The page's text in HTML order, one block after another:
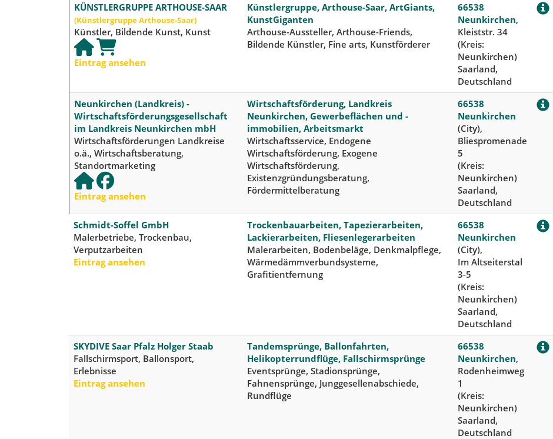
KÜNSTLERGRUPPE ARTHOUSE-SAAR
(Künstlergruppe Arthouse-Saar)
Künstler, Bildende Kunst, Kunst
Eintrag ansehen
Künstlergruppe, Arthouse-Saar, ArtGiants,
KunstGiganten
Arthouse-Aussteller, Arthouse-Friends,
Bildende Künstler, Fine arts, Kunstförderer
66538
Neunkirchen,
Kleiststr. 34
(Kreis:
Neunkirchen)
Saarland,
Deutschland
Neunkirchen (Landkreis) -
Wirtschaftsförderungsgesellschaft
im Landkreis Neunkirchen mbH
Wirtschaftsförderungen Landkreise
o.ä., Wirtschaftsberatung,
Standortmarketing
Eintrag ansehen
Wirtschaftsförderung, Landkreis
Neunkirchen, Gewerbeflächen und -
immobilien, Arbeitsmarkt
Wirtschaftsservice, Endogene
Wirtschaftsförderung, Exogene
Wirtschaftsförderung,
Existenzgründungsberatung,
Fördermittelberatung
66538
Neunkirchen
(City),
Bliespromenade
5
(Kreis:
Neunkirchen)
Saarland,
Deutschland
Schmidt-Soffel GmbH
Malerbetriebe, Trockenbau,
Verputzarbeiten
Eintrag ansehen
Trockenbauarbeiten, Tapezierarbeiten,
Lackierarbeiten, Fliesenlegerarbeiten
Malerarbeiten, Bodenbeläge, Denkmalpflege,
Wärmedämmverbundsysteme,
Grafitientfernung
66538
Neunkirchen
(City),
Im Altseiterstal
3-5
(Kreis:
Neunkirchen)
Saarland,
Deutschland
SKYDIVE Saar Pfalz Holger Staab
Fallschirmsport, Ballonsport,
Erlebnisse
Eintrag ansehen
Tandemsprünge, Ballonfahrten,
Helikopterrundflüge, Fallschirmsprünge
Eventsprünge, Stadionsprünge,
Fahnensprünge, Junggesellenabschiede,
Rundflüge
66538
Neunkirchen,
Rodenheimweg
1
(Kreis:
Neunkirchen)
Saarland,
Deutschland